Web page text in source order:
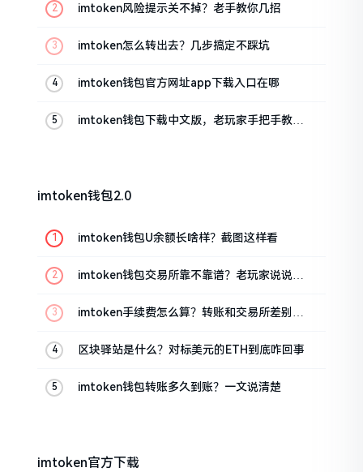
imtoken风险提示关不掉？老手教你几招
imtoken怎么转出去？几步搞定不踩坑
imtoken钱包官方网址app下载入口在哪
imtoken钱包下载中文版，老玩家手把手教你
imtoken钱包2.0
imtoken钱包U余额长啥样？截图这样看
imtoken钱包交易所靠不靠谱？老玩家说说心
imtoken手续费怎么算？转账和交易所差别大
区块驿站是什么？对标美元的ETH到底咋回事
imtoken钱包转账多久到账？一文说清楚
imtoken官方下载